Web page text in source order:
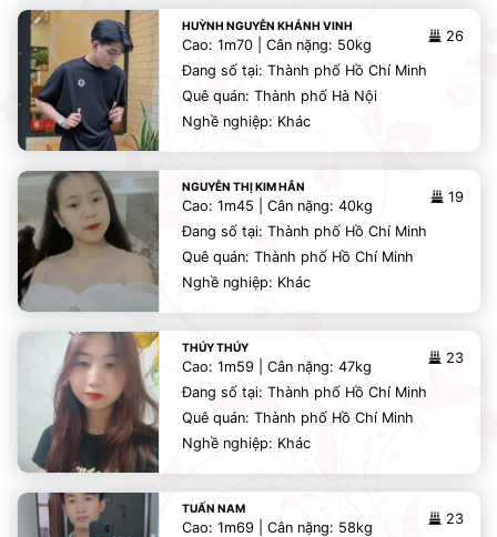
HUỲNH NGUYỄN KHÁNH VINH
26
Cao: 1m70 | Cân nặng: 50kg
Đang số tại: Thành phố Hồ Chí Minh
Quê quán: Thành phố Hà Nội
Nghề nghiệp: Khác
NGUYỄN THỊ KIM HÂN
19
Cao: 1m45 | Cân nặng: 40kg
Đang số tại: Thành phố Hồ Chí Minh
Quê quán: Thành phố Hồ Chí Minh
Nghề nghiệp: Khác
THÚY THÚY
23
Cao: 1m59 | Cân nặng: 47kg
Đang số tại: Thành phố Hồ Chí Minh
Quê quán: Thành phố Hồ Chí Minh
Nghề nghiệp: Khác
TUẤN NAM
23
Cao: 1m69 | Cân nặng: 58kg